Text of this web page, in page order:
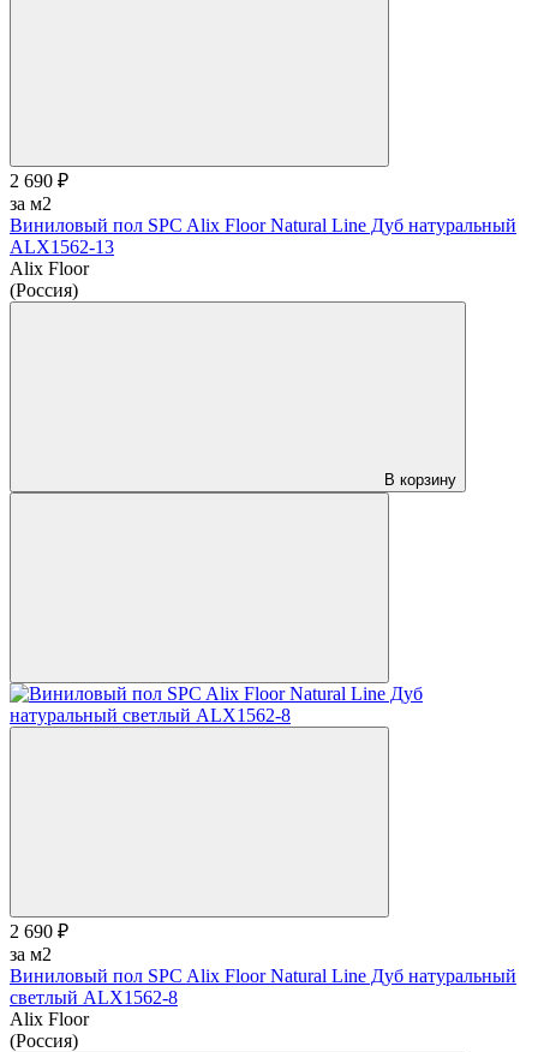
2 690 ₽
за м2
Виниловый пол SPC Alix Floor Natural Line Дуб натуральный
ALX1562-13
Alix Floor
(Россия)
В корзину
2 690 ₽
за м2
Виниловый пол SPC Alix Floor Natural Line Дуб натуральный
светлый ALX1562-8
Alix Floor
(Россия)